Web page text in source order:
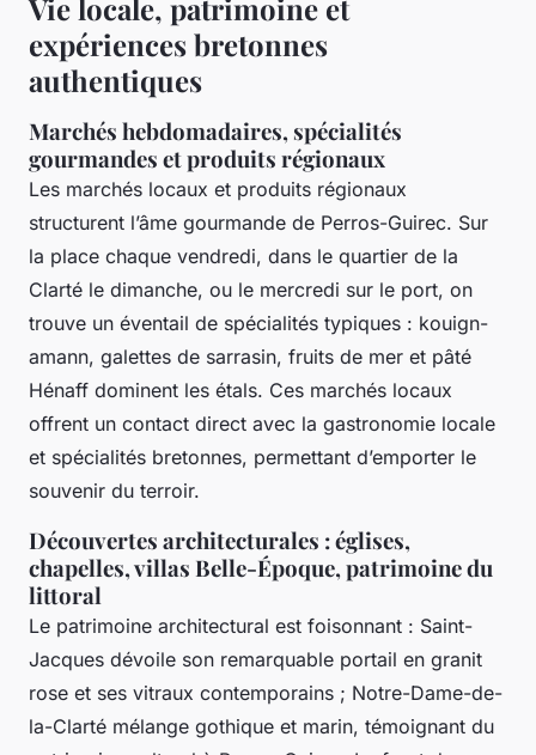
Vie locale, patrimoine et
expériences bretonnes
authentiques
Marchés hebdomadaires, spécialités
gourmandes et produits régionaux
Les marchés locaux et produits régionaux
structurent l’âme gourmande de Perros-Guirec. Sur
la place chaque vendredi, dans le quartier de la
Clarté le dimanche, ou le mercredi sur le port, on
trouve un éventail de spécialités typiques : kouign-
amann, galettes de sarrasin, fruits de mer et pâté
Hénaff dominent les étals. Ces marchés locaux
offrent un contact direct avec la gastronomie locale
et spécialités bretonnes, permettant d’emporter le
souvenir du terroir.
Découvertes architecturales : églises,
chapelles, villas Belle-Époque, patrimoine du
littoral
Le patrimoine architectural est foisonnant : Saint-
Jacques dévoile son remarquable portail en granit
rose et ses vitraux contemporains ; Notre-Dame-de-
la-Clarté mélange gothique et marin, témoignant du